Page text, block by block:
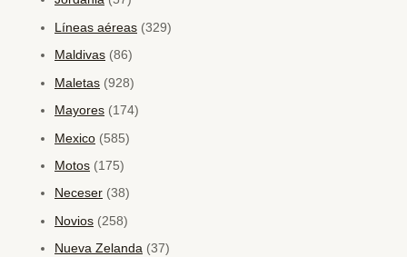
Líneas aéreas (329)
Maldivas (86)
Maletas (928)
Mayores (174)
Mexico (585)
Motos (175)
Neceser (38)
Novios (258)
Nueva Zelanda (37)